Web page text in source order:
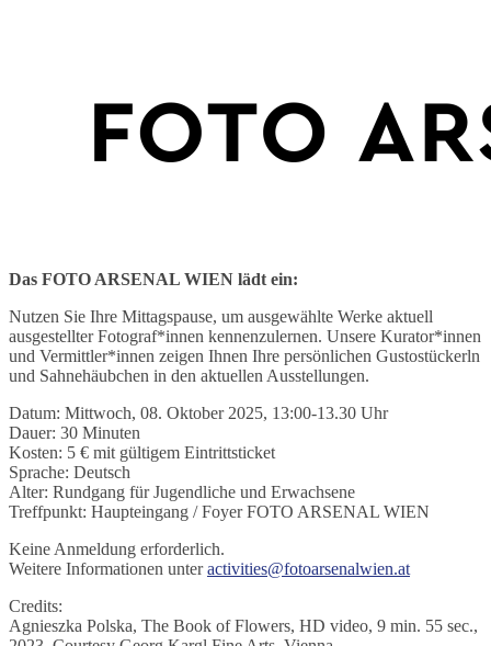
Das FOTO ARSENAL WIEN lädt ein:
Nutzen Sie Ihre Mittagspause, um ausgewählte Werke aktuell
ausgestellter Fotograf*innen kennenzulernen. Unsere Kurator*innen
und Vermittler*innen zeigen Ihnen Ihre persönlichen Gustostückerln
und Sahnehäubchen in den aktuellen Ausstellungen.
Datum: Mittwoch, 08. Oktober 2025, 13:00-13.30 Uhr
Dauer: 30 Minuten
Kosten: 5 € mit gültigem Eintrittsticket
Sprache: Deutsch
Alter: Rundgang für Jugendliche und Erwachsene
Treffpunkt: Haupteingang / Foyer FOTO ARSENAL WIEN
Keine Anmeldung erforderlich.
Weitere Informationen unteractivities@fotoarsenalwien.at
Credits:
Agnieszka Polska, The Book of Flowers, HD video, 9 min. 55 sec.,